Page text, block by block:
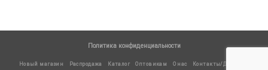
Политика конфиденциальности
Новый магазин Распродажа Каталог Оптовикам О нас Контакты/Доставка